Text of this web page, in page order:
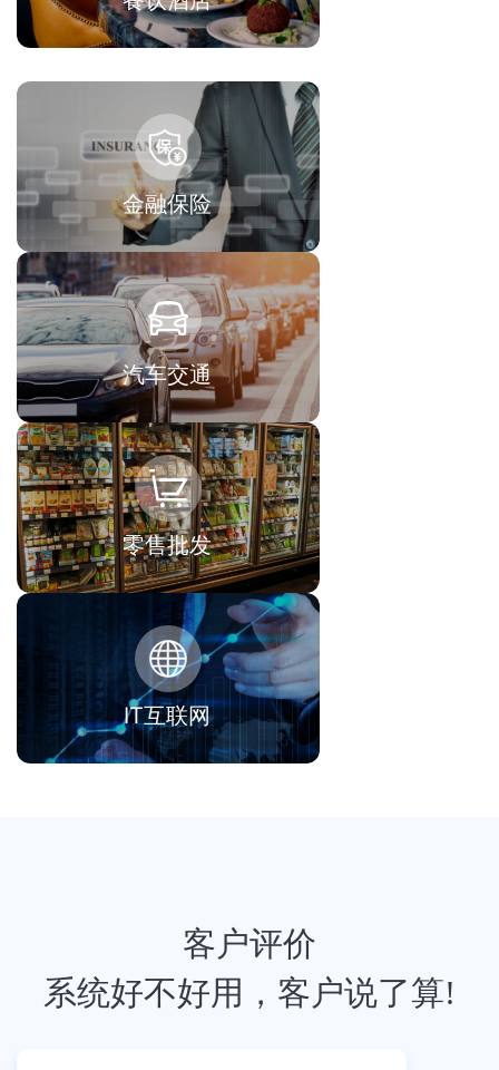
金融保险
汽车交通
零售批发
IT互联网
客户评价
系统好不好用，客户说了算!